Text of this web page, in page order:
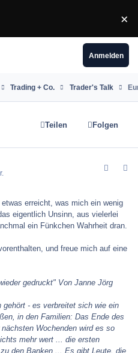
×
Anmelden
Trading + Co. Trader's Talk
Teilen Folgen
erreicht, was mich ein wenig
eigentlich Unsinn, aus vielerlei
ein Fünkchen Wahrheit dran.
und freue mich auf eine
gedruckt" Von Janne Jörg
- es verbreitet sich wie ein
in den Familien: Das Ende des
Wochenden wird es so
mehr wert ... die ersten
den Banken ... Es gibt Leute, die